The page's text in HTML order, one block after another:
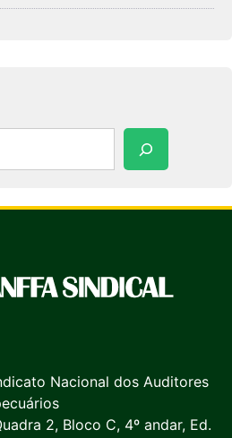
Nacional dos Auditores
2, Bloco C, 4º andar, Ed.